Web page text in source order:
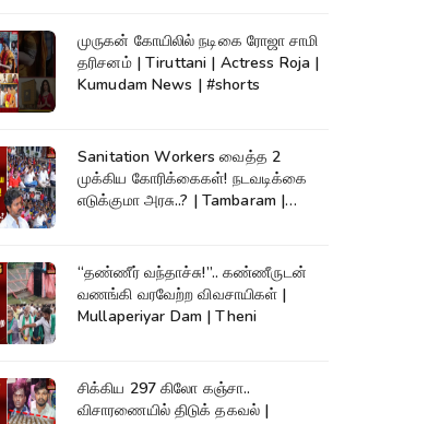
முருகன் கோயிலில் நடிகை ரோஜா சாமி
தரிசனம் | Tiruttani | Actress Roja |
Kumudam News | #shorts
Sanitation Workers வைத்த 2
முக்கிய கோரிக்கைகள்! நடவடிக்கை
எடுக்குமா அரசு..? | Tambaram |
“தண்ணீர் வந்தாச்சு!”.. கண்ணீருடன்
வணங்கி வரவேற்ற விவசாயிகள் |
Mullaperiyar Dam | Theni
சிக்கிய 297 கிலோ கஞ்சா..
விசாரணையில் திடுக் தகவல் |